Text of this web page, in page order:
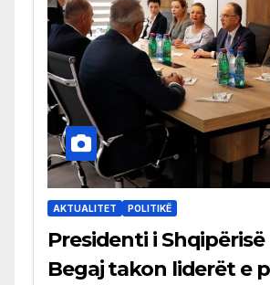
AKTUALITET POLITIKË
Presidenti i Shqipërisë
Begaj takon liderët e